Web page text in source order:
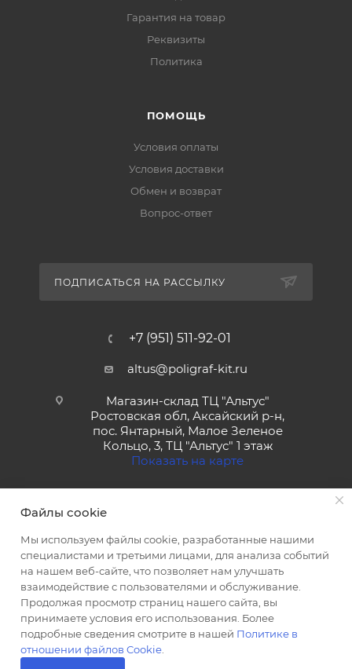
Гарантия на товар
Реквизиты
Политика
ПОМОЩЬ
Условия оплаты
Условия доставки
Обмен и возврат
Вопрос-ответ
ПОДПИСАТЬСЯ НА РАССЫЛКУ
+7 (951) 511-92-01
altus@poligraf-kit.ru
Магазин-склад ТЦ "Альтус"
Ростовская обл, Аксайский р-н,
пос. Янтарный, Малое Зеленое
Кольцо, 3, ТЦ "Альтус" 1 этаж
Показать на карте
2026 © Полиграф кит - интернет-магазин
Файлы cookie
Мы используем файлы cookie, разработанные нашими
специалистами и третьими лицами, для анализа событий
на нашем веб-сайте, что позволяет нам улучшать
взаимодействие с пользователями и обслуживание.
Продолжая просмотр страниц нашего сайта, вы
принимаете условия его использования. Более
подробные сведения смотрите в нашей Политике в
отношении файлов Cookie